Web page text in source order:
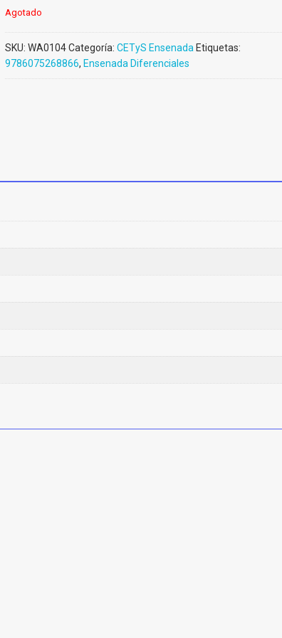
Agotado
SKU: WA0104Categoría: CETyS Ensenada Etiquetas:
9786075268866, Ensenada Diferenciales